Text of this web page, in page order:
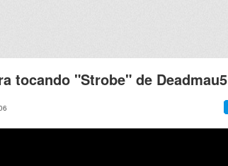
tocando "Strobe" de Deadmau5